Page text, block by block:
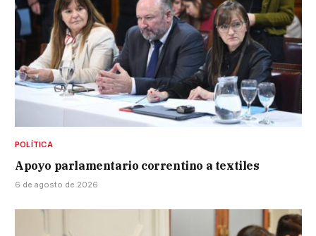
POLÍTICA
Apoyo parlamentario correntino a textiles
6 de agosto de 2026